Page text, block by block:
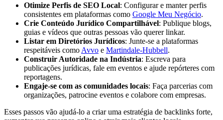
Otimize Perfis de SEO Local: Configurar e manter perfis
consistentes em plataformas como Google Meu Negócio.
Crie Conteúdo Jurídico Compartilhável: Publique blogs,
guias e vídeos que outras pessoas vão querer linkar.
Listar em Diretórios Jurídicos: Junte-se a plataformas
respeitáveis como Avvo e Martindale-Hubbell.
Construir Autoridade na Indústria: Escreva para
publicações jurídicas, fale em eventos e ajude repórteres com
reportagens.
Engaje-se com as comunidades locais: Faça parcerias com
organizações, patrocine eventos e colabore com empresas.
Esses passos vão ajudá-lo a criar uma estratégia de backlinks forte,